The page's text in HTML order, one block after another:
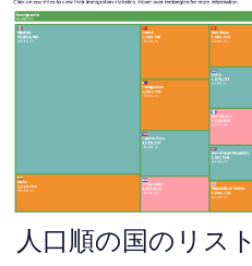
人口順の国のリスト